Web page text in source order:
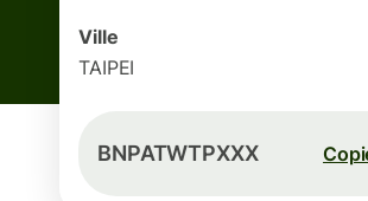
Ville
TAIPEI
BNPATWTPXXX